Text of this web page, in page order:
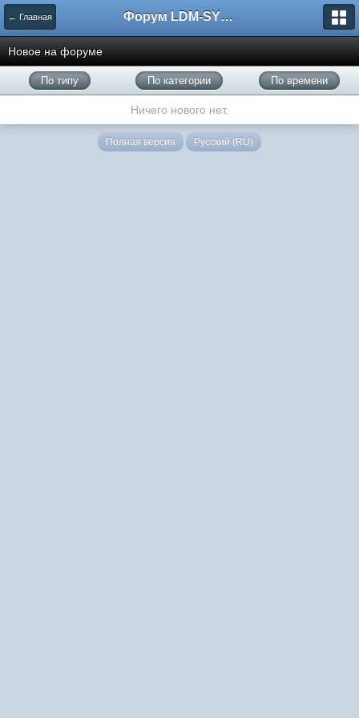
← Главная Форум LDM-SYSTEMS
Новое на форуме
По типу По категории По времени
Ничего нового нет.
Полная версия Русский (RU)